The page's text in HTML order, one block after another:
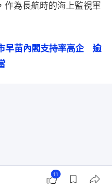
作為長航時的海上監視軍
早苗內閣支持率高企　逾
11